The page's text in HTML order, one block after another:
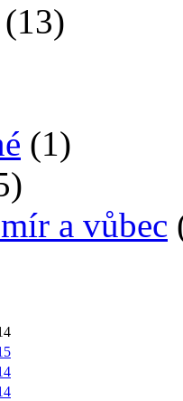
(13)
(1)
a vůbec